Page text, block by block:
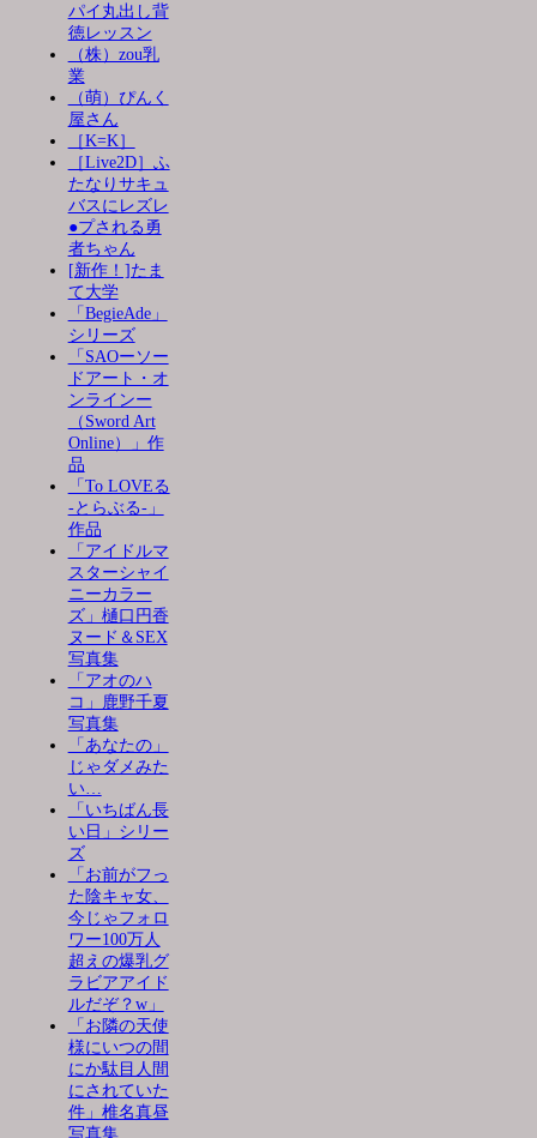
パイ丸出し背
徳レッスン
（株）zou乳
業
（萌）ぴんく
屋さん
［K=K］
［Live2D］ふ
たなりサキュ
バスにレズレ
●プされる勇
者ちゃん
[新作！]たま
て大学
「BegieAde」
シリーズ
「SAOーソー
ドアート・オ
ンラインー
（Sword Art
Online）」作
品
「To LOVEる
-とらぶる-」
作品
「アイドルマ
スターシャイ
ニーカラー
ズ」樋口円香
ヌード＆SEX
写真集
「アオのハ
コ」鹿野千夏
写真集
「あなたの」
じゃダメみた
い…
「いちばん長
い日」シリー
ズ
「お前がフっ
た陰キャ女、
今じゃフォロ
ワー100万人
超えの爆乳グ
ラビアアイド
ルだぞ？w」
「お隣の天使
様にいつの間
にか駄目人間
にされていた
件」椎名真昼
写真集